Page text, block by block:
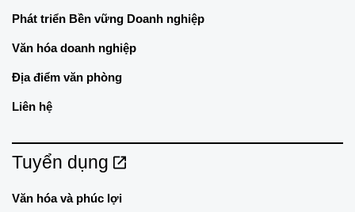
Phát triển Bền vững Doanh nghiệp
Văn hóa doanh nghiệp
Địa điểm văn phòng
Liên hệ
Tuyển dụng
Văn hóa và phúc lợi